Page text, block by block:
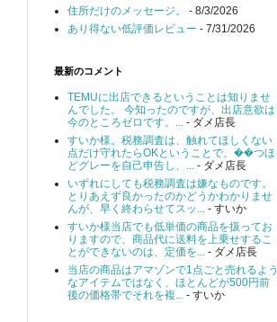
住所だけのメッセージ。
- 8/3/2026
あり得ない低評価レビュー - 7/31/2026
最新のコメント
TEMUに出店できるということは知りませ
んでした。 今知ったのですが、出店意欲は
今のところゼロです。... - ダメ店長
すいか様。税務調査は、触れてほしくない
点だけ守れたらOKということで、��つほ
どグレーを自己申告し、... - ダメ店長
いずれにしても税務調査は嫌なものです。
とりあえず良かったのかどうかわかりませ
んが、早く終わらせてスッ... - すいか
すいか様当店でも低単価の商品を扱ってお
りますので、商品代に送料を上乗せするこ
とができないのは、定価を... - ダメ店長
当店の商品はアマゾンで1点ごと売れるよう
なアイテムではなく、ほとんどが500円前
後の価格帯でそれを複... - すいか